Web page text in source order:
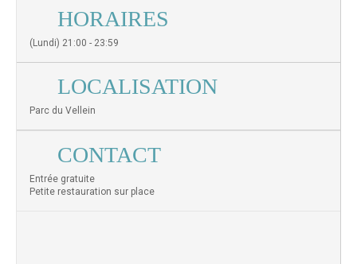
HORAIRES
(Lundi) 21:00 - 23:59
LOCALISATION
Parc du Vellein
CONTACT
Entrée gratuite
Petite restauration sur place